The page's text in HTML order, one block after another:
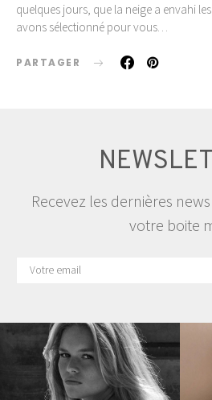
quelques jours, que la neige a envahi
avons sélectionné pour vous…
PARTAGER
Recevez les dernières
votre boite